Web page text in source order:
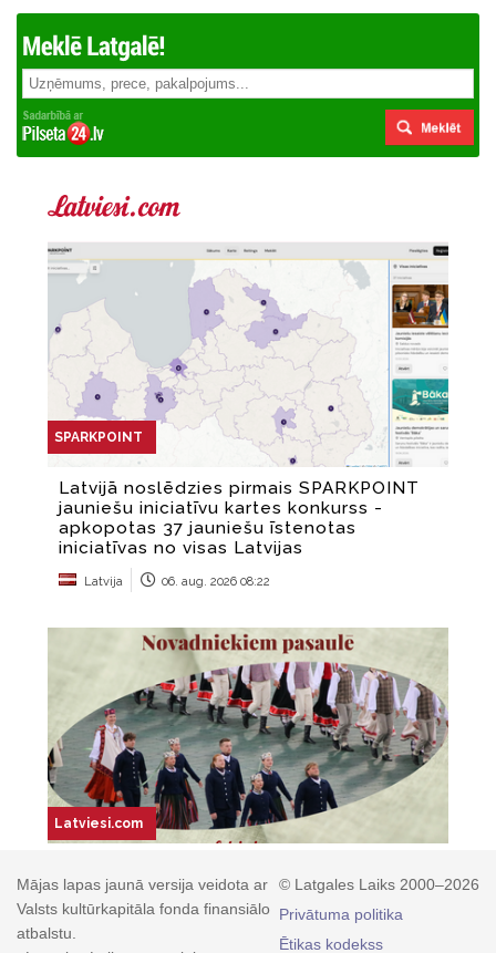
© Latgales Laiks 2000–2026
Privātuma politika
Ētikas kodekss
Mājas lapas jaunā versija veidota ar
Valsts kultūrkapitāla fonda finansiālo
atbalstu.